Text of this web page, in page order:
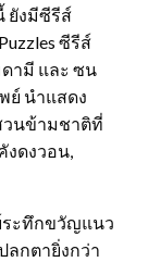
ยังมีซีรีส์
ซีรีส์
ามี และ ซน
ย์ นำแสดง
วนข้ามชาติที่
งดงวอน,
ระทึกขวัญแนว
กตายิ่งกว่า